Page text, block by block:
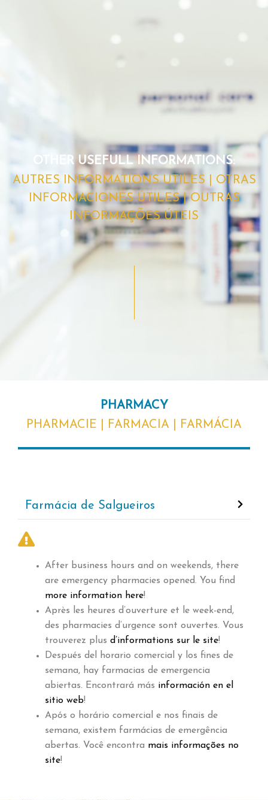
OTHER USEFULL INFORMATIONS:
AUTRES INFORMATIONS UTILES | OTRAS
INFORMACIONES ÚTILES | OUTRAS
INFORMAÇÕES ÚTEIS
PHARMACY
PHARMACIE | FARMACIA | FARMÁCIA
Farmácia de Salgueiros
After business hours and on weekends, there
are emergency pharmacies opened. You find
more information here!
Après les heures d’ouverture et le week-end,
des pharmacies d’urgence sont ouvertes. Vous
trouverez plus d’informations sur le site!
Después del horario comercial y los fines de
semana, hay farmacias de emergencia
abiertas. Encontrará más información en el
sitio web!
Após o horário comercial e nos finais de
semana, existem farmácias de emergência
abertas. Você encontra mais informações no
site!